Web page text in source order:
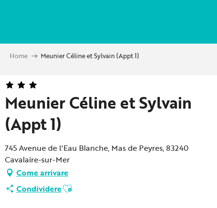
principal
Home Meunier Céline et Sylvain (Appt 1)
Meunier Céline et Sylvain
(Appt 1)
745 Avenue de l'Eau Blanche, Mas de Peyres, 83240
Cavalaire-sur-Mer
Come arrivare
CondividereAjouter aux favoris